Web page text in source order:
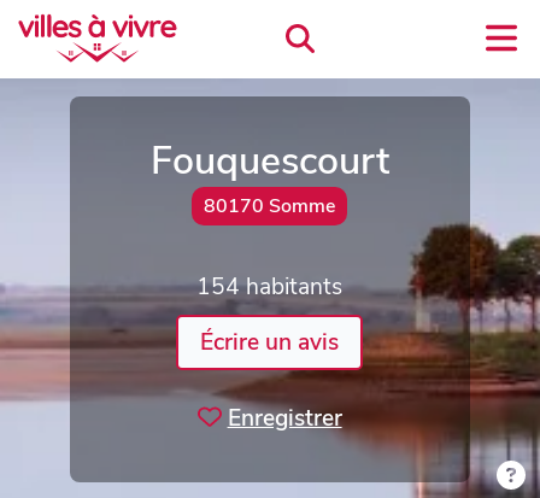
Fouquescourt
80170 Somme
154 habitants
Écrire un avis
Enregistrer